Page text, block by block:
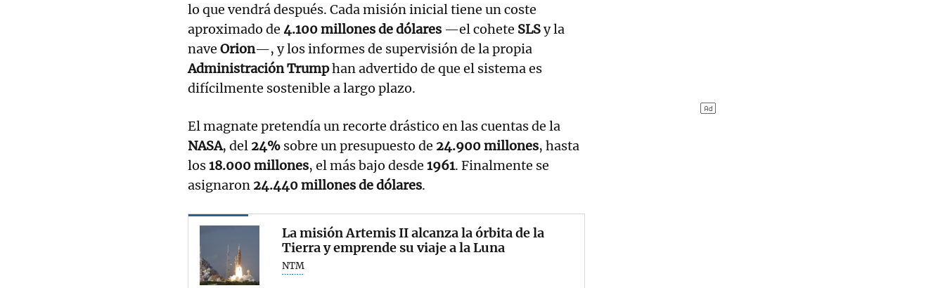
lo que vendrá después. Cada misión inicial tiene un coste
aproximado de 4.100 millones de dólares —el cohete SLSy la
nave Orion—, y los informes de supervisión de la propia
Administración Trumphan advertido de que el sistema es
difícilmente sostenible a largo plazo.
El magnate pretendía un recorte drástico en las cuentas de la
NASA, del 24% sobre un presupuesto de 24.900 millones, hasta
los18.000 millones, el más bajo desde 1961. Finalmente se
asignaron 24.440 millones de dólares.
La misión Artemis II alcanza la órbita de la
Tierra y emprende su viaje a la Luna
NTM